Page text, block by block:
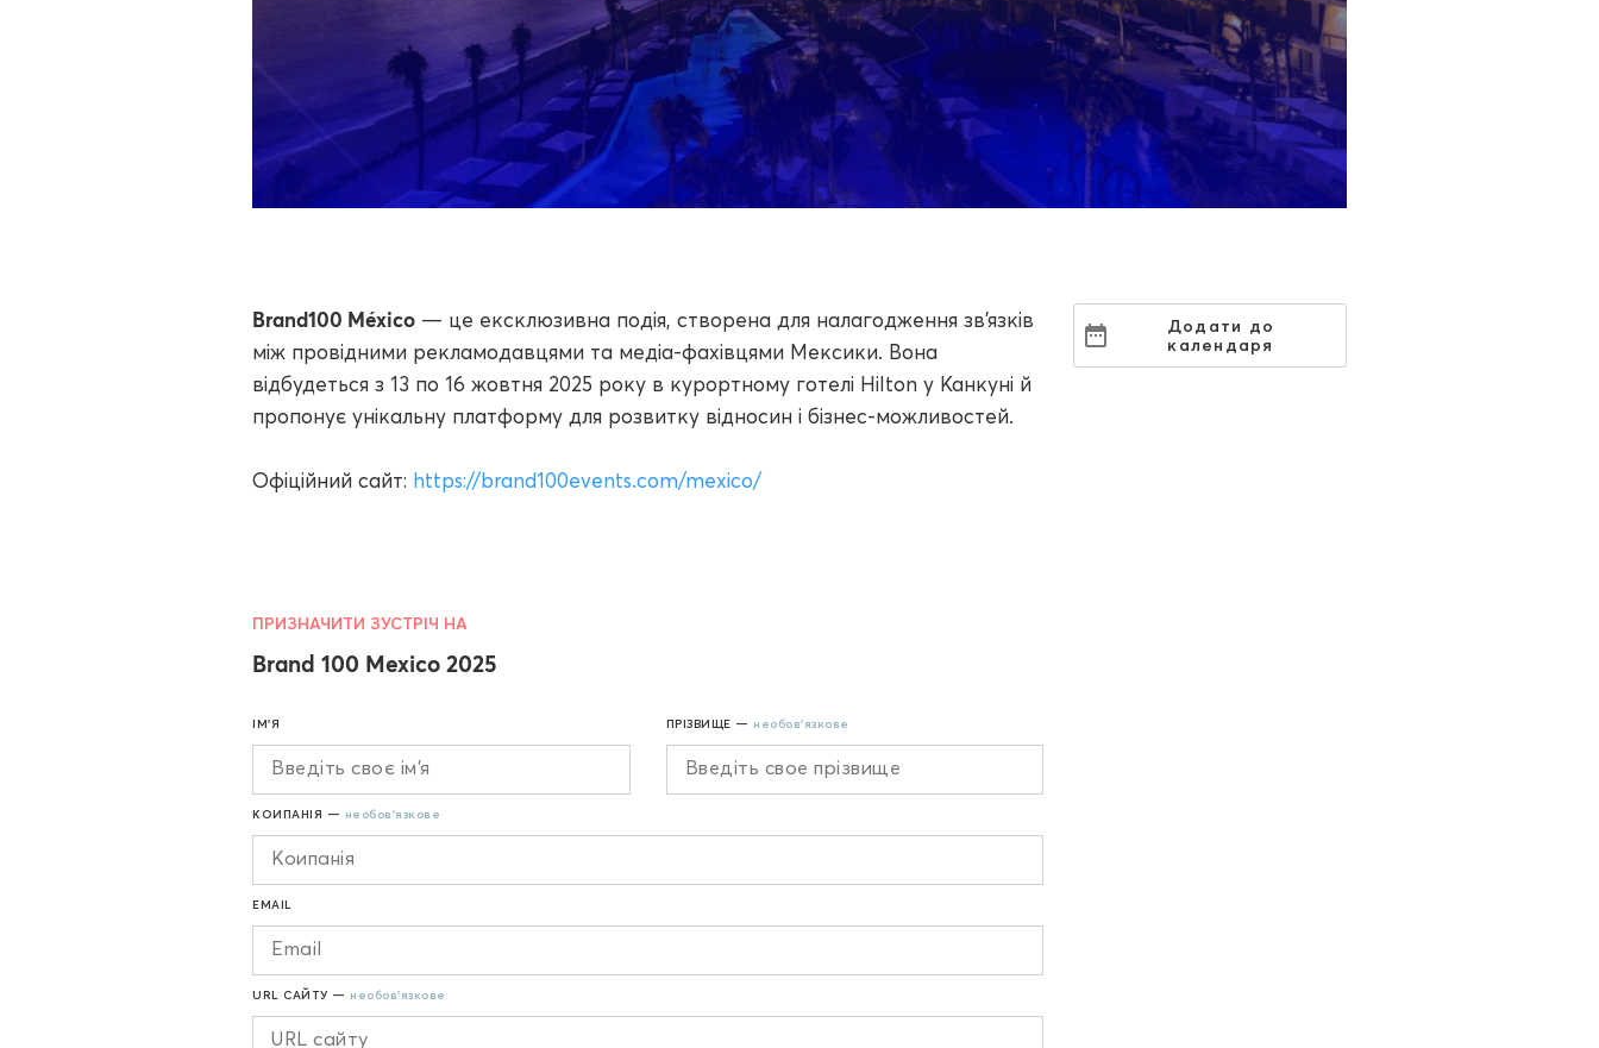
Brand100 México — це ексклюзивна подія, створена для налагодження зв’язків
між провідними рекламодавцями та медіа-фахівцями Мексики. Вона
відбудеться з 13 по 16 жовтня 2025 року в курортному готелі Hilton у Канкуні й
пропонує унікальну платформу для розвитку відносин і бізнес-можливостей.
Офіційний сайт: https://brand100events.com/mexico/
ПРИЗНАЧИТИ ЗУСТРІЧ НА
Brand 100 Mexico 2025
ІМ'Я ПРІЗВИЩЕ — необов'язкове
КОИПАНІЯ — необов'язкове
EMAIL
URL САЙТУ — необов'язкове
Додати до
календаря